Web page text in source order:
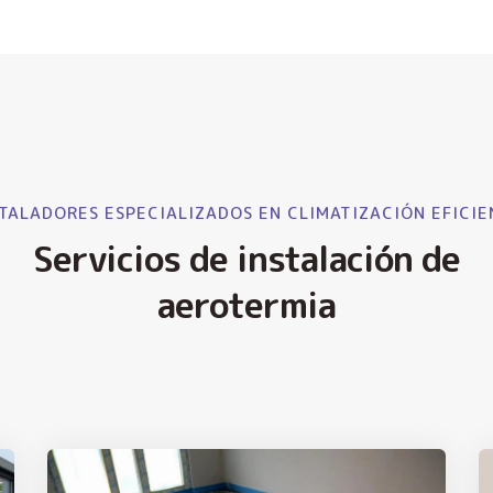
ESPECIALIZADOS EN CLIMATIZACIÓN
Servicios de instalación de
aerotermia